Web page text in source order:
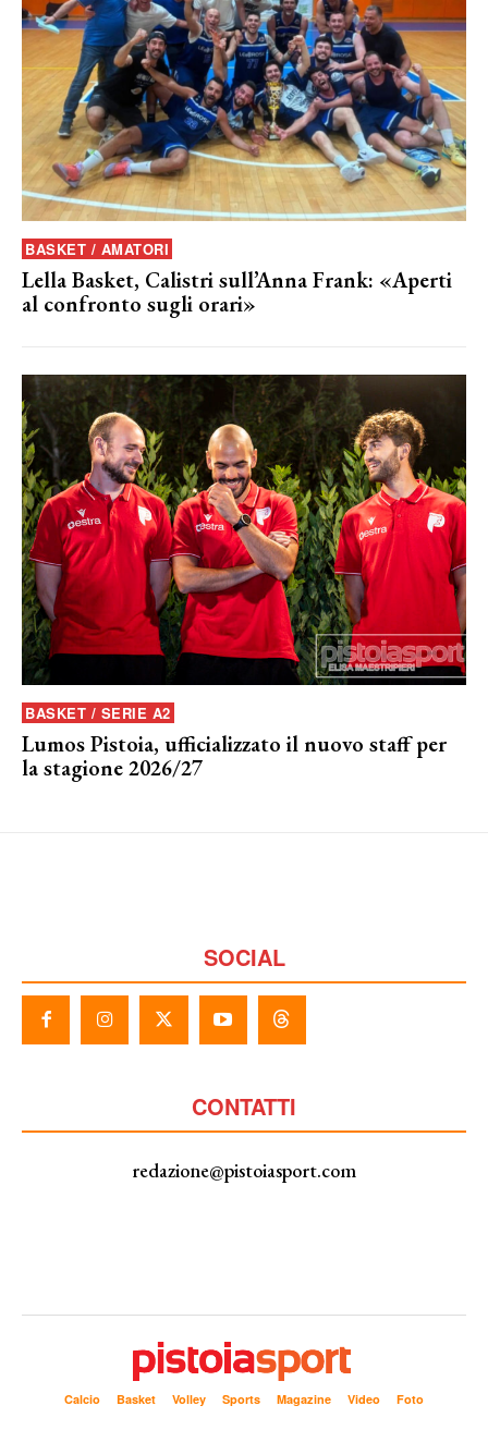
BASKET / AMATORI
Lella Basket, Calistri sull’Anna Frank: «Aperti
al confronto sugli orari»
BASKET / SERIE A2
Lumos Pistoia, ufficializzato il nuovo staff per
la stagione 2026/27
SOCIAL
CONTATTI
redazione@pistoiasport.com
Calcio Basket Volley Sports Magazine Video Foto